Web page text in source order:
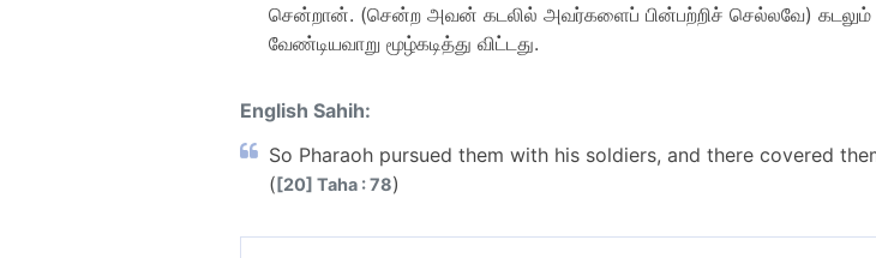
சென்றான். (சென்ற அவன் கடலில் அவர்களைப் பின்பற்றிச் செல்லவே) கடலும்
வேண்டியவாறு மூழ்கடித்து விட்டது.
English Sahih:
So Pharaoh pursued them with his soldiers, and there covered
([20] Taha : 78)